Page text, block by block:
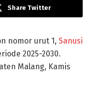
Share Twitter
nomor urut 1, Sanusi
2025-2030.
Malang, Kamis